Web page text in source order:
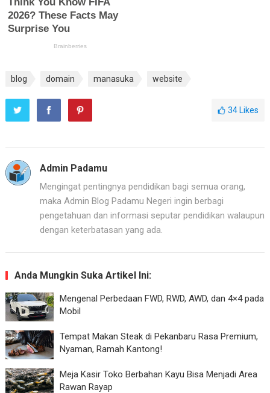
blog domain manasuka website
34 Likes
Admin Padamu
Mengingat pentingnya pendidikan bagi semua orang,
maka Admin Blog Padamu Negeri ingin berbagi
pengetahuan dan informasi seputar pendidikan walaupun
dengan keterbatasan yang ada.
Anda Mungkin Suka Artikel Ini:
Mengenal Perbedaan FWD, RWD, AWD, dan 4×4 pada
Mobil
Tempat Makan Steak di Pekanbaru Rasa Premium,
Nyaman, Ramah Kantong!
Meja Kasir Toko Berbahan Kayu Bisa Menjadi Area
Rawan Rayap